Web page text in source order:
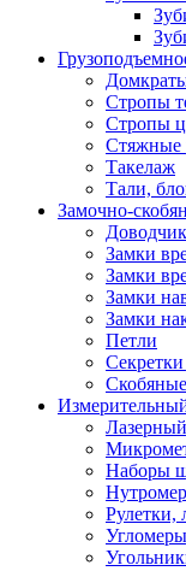
Стропы
Стропы
Стяжные
Такелаж
Тали,
Замочно-
Замки
Замки
Замки
Замки
Петли
Наборы
Рулетки,